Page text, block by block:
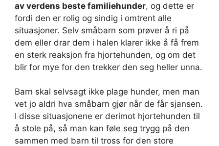
av verdens beste familiehunder, og dette er
fordi den er rolig og sindig i omtrent alle
situasjoner. Selv småbarn som prøver å ri på
dem eller drar dem i halen klarer ikke å få frem
en sterk reaksjon fra hjortehunden, og om det
blir for mye for den trekker den seg heller unna.
Barn skal selvsagt ikke plage hunder, men man
vet jo aldri hva småbarn gjør når de får sjansen.
I disse situasjonene er derimot hjortehunden til
å stole på, så man kan føle seg trygg på den
sammen med barn til tross for den store